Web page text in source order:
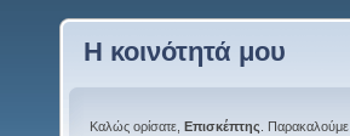
Η κοινότητά μου
Καλώς ορίσατε, Επισκέπτης . Παρακαλούμε